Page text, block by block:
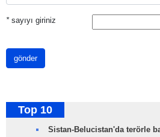
*sayıyı giriniz
gönder
Top 10
Sistan-Belucistan'da terörle